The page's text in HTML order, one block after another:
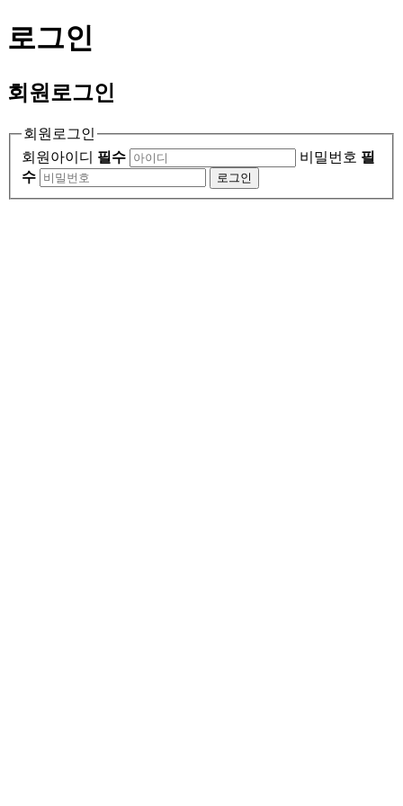
로그인
회원 로그인
회원로그인
회원아이디 필수 비밀번호 필
수
로그인